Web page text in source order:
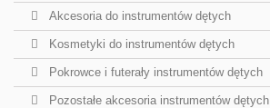
Akcesoria do instrumentów dętych
Kosmetyki do instrumentów dętych
Pokrowce i futerały instrumentów dętych
Pozostałe akcesoria instrumentów dętych